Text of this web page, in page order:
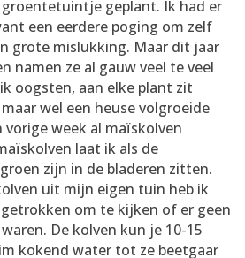
geplant. Ik had er
een eerdere poging om zelf
grote mislukking. Maar dit jaar
namen ze al gauw veel te veel
oogsten, aan elke plant zit
wel een heuse volgroeide
vorige week al maïskolven
laat ik als de
zijn in de bladeren zitten.
uit mijn eigen tuin heb ik
om te kijken of er geen
De kolven kun je 10-15
kokend water tot ze beetgaar